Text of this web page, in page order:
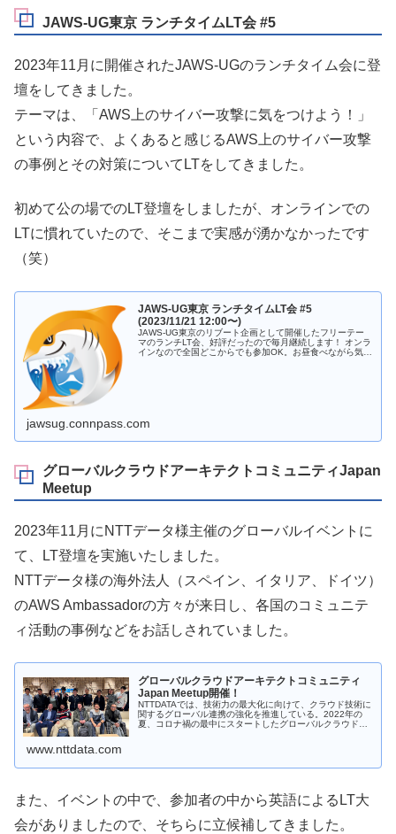
JAWS-UG東京 ランチタイムLT会 #5
2023年11月に開催されたJAWS-UGのランチタイム会に登
壇をしてきました。
テーマは、「AWS上のサイバー攻撃に気をつけよう！」
という内容で、よくあると感じるAWS上のサイバー攻撃
の事例とその対策についてLTをしてきました。
初めて公の場でのLT登壇をしましたが、オンラインでの
LTに慣れていたので、そこまで実感が湧かなかったです
（笑）
JAWS-UG東京 ランチタイムLT会 #5
(2023/11/21 12:00〜)
JAWS-UG東京のリブート企画として開催したフリーテー
マのランチLT会、好評だったので毎月継続します！ オンラ
インなので全国どこからでも参加OK。お昼食べながら気軽
jawsug.connpass.com
グローバルクラウドアーキテクトコミュニティJapan
Meetup
2023年11月にNTTデータ様主催のグローバルイベントに
て、LT登壇を実施いたしました。
NTTデータ様の海外法人（スペイン、イタリア、ドイツ）
のAWS Ambassadorの方々が来日し、各国のコミュニテ
ィ活動の事例などをお話しされていました。
グローバルクラウドアーキテクトコミュニティ
Japan Meetup開催！
NTTDATAでは、技術力の最大化に向けて、クラウド技術に
関するグローバル連携の強化を推進している。2022年の
夏、コロナ禍の最中にスタートしたグローバルクラウドア
www.nttdata.com
また、イベントの中で、参加者の中から英語によるLT大
会がありましたので、そちらに立候補してきました。